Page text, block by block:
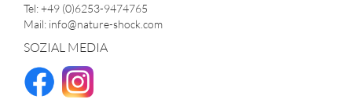
Tel: +49 (0)6253-9474765
Mail: info@nature-shock.com
SOZIAL MEDIA